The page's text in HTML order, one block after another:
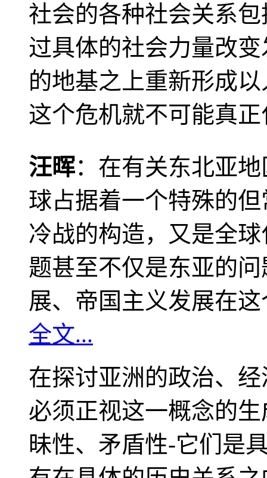
社会的各种社会关系
过具体的社会力量改
的地基之上重新形成
这个危机就不可能真
汪晖：在有关东北亚
球占据着一个特殊的
冷战的构造，又是全
题甚至不仅是东亚的
展、帝国主义发展在
全文...
在探讨亚洲的政治、
必须正视这一概念的
昧性、矛盾性-它们是